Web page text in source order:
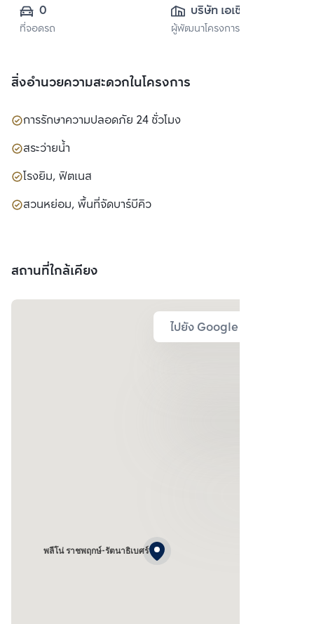
0
ที่จอดรถ
บริษัท เอเชี่ยน
พร็อพเพอร์ตี้ จำกัด
ผู้พัฒนาโครงการ
สิ่งอำนวยความสะดวกในโครงการ
การรักษาความปลอดภัย 24 ชั่วโมง
สระว่ายน้ำ
โรงยิม, ฟิตเนส
สวนหย่อม, พื้นที่จัดบาร์บีคิว
สถานที่ใกล้เคียง
ไปยัง Google Map
พลีโน่ ราชพฤกษ์-รัตนาธิเบศร์